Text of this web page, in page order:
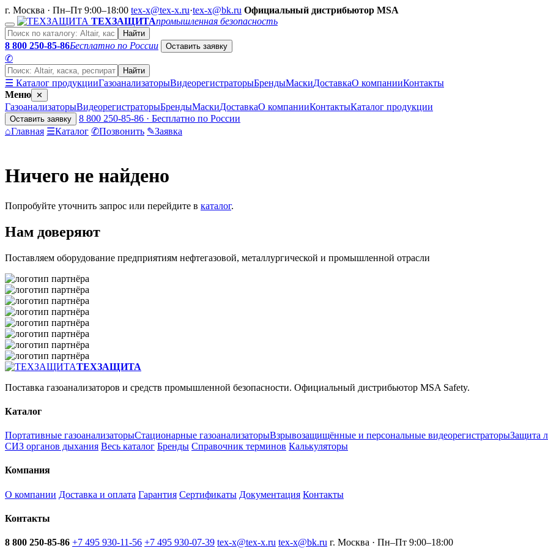
г. Москва · Пн–Пт 9:00–18:00 tex-x@tex-x.ru·tex-x@bk.ru Официальный дистрибьютор MSA
ТЕХЗАЩИТАпромышленная безопасность
Найти
8 800 250-85-86Бесплатно по России Оставить заявку
✆
Найти
☰ Каталог продукцииГазоанализаторыВидеорегистраторыБрендыМаскиДоставкаО компанииКонтакты
Меню ✕
ГазоанализаторыВидеорегистраторыБрендыМаскиДоставкаО компанииКонтактыКаталог продукции
Оставить заявку
8 800 250-85-86 · Бесплатно по России
⌂Главная ☰Каталог ✆Позвонить ✎Заявка
Ничего не найдено
Попробуйте уточнить запрос или перейдите в каталог.
Нам доверяют
Поставляем оборудование предприятиям нефтегазовой, металлургической и промышленной отрасли
ТЕХЗАЩИТА
Поставка газоанализаторов и средств промышленной безопасности. Официальный дистрибьютор MSA Safety.
Каталог
Портативные газоанализаторыСтационарные газоанализаторыВзрывозащищённые и персональные видеорегистраторыЗащита
СИЗ органов дыхания Весь каталог Бренды Справочник терминов Калькуляторы
Компания
О компании Доставка и оплата Гарантия Сертификаты Документация Контакты
Контакты
8 800 250-85-86 +7 495 930-11-56 +7 495 930-07-39 tex-x@tex-x.ru tex-x@bk.ru г. Москва · Пн–Пт 9:00–18:00